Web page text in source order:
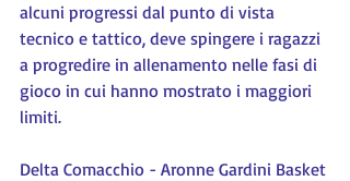
alcuni progressi dal punto di vista
tecnico e tattico, deve spingere i ragazzi
a progredire in allenamento nelle fasi di
gioco in cui hanno mostrato i maggiori
limiti.
Delta Comacchio - Aronne Gardini Basket